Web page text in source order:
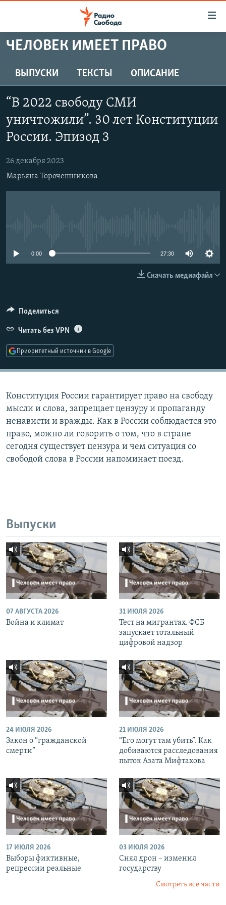
упрощенного
Вернуться
к
основному
Вернутся
навигации
Вернутся
ПОДКАСТЫ
ЦИТАТЫ СВОБОДЫ
МНЕНИЯ
IDEL.РЕАЛИИ
КАВКАЗ.РЕАЛИИ
ПОДПИШИТЕСЬ НА РАССЫЛКУ
Все сайты РСЕ/РС
ЧЕЛОВЕК ИМЕЕТ ПРАВО
ВЫПУСКИ ТЕКСТЫ ОПИСАНИЕ
“В 2022 свободу СМИ
уничтожили”. 30 лет Конституции
России. Эпизод 3
26 декабря 2023
Марьяна Торочешникова
0:00 27:30
Скачать медиафайл
Поделиться
Читать без VPN
Приоритетный источник в Google
Конституция России гарантирует право на свободу
мысли и слова, запрещает цензуру и пропаганду
ненависти и вражды. Как в России соблюдается это
право, можно ли говорить о том, что в стране
сегодня существует цензура и чем ситуация со
свободой слова в России напоминает поезд.
Выпуски
07 АВГУСТА 2026
Война и климат
31 ИЮЛЯ 2026
Тест на мигрантах. ФСБ
запускает тотальный
цифровой надзор
24 ИЮЛЯ 2026
Закон о “гражданской
смерти”
21 ИЮЛЯ 2026
“Его могут там убить”. Как
добиваются расследования
пыток Азата Мифтахова
17 ИЮЛЯ 2026
Выборы фиктивные,
репрессии реальные
03 ИЮЛЯ 2026
Снял дрон – изменил
государству
Смотреть все части